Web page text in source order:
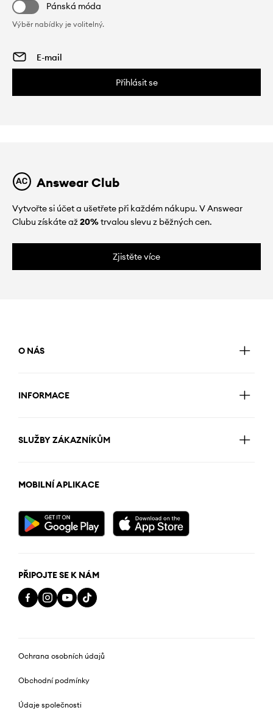
Pánská móda
Výběr nabídky je volitelný.
Přihlásit se
Answear Club
Vytvořte si účet a ušetřete při každém nákupu. V Answear
Clubu získáte až20%trvalou slevu z běžných cen.
Zjistěte více
O NÁS
INFORMACE
SLUŽBY ZÁKAZNÍKŮM
MOBILNÍ APLIKACE
PŘIPOJTE SE K NÁM
Ochrana osobních údajů
Obchodní podmínky
Údaje společnosti